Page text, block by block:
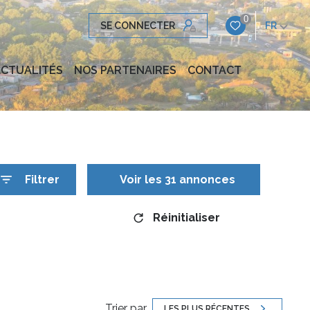
SE CONNECTER
0
FR
NOS PARTENAIRES CONTACT
Filtrer Voir les 31 annonces
Réinitialiser